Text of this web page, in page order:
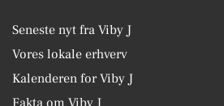
Seneste nyt fra Viby J
Vores lokale erhverv
Kalenderen for Viby J
Fakta om Viby J